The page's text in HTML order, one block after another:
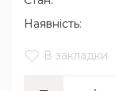
Наявність:
В закладки